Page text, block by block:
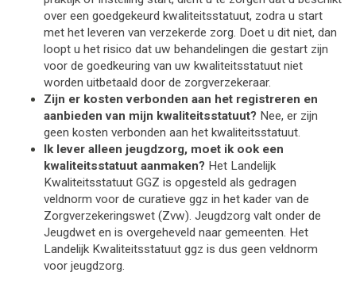
over een goedgekeurd kwaliteitsstatuut, zodra u start
met het leveren van verzekerde zorg. Doet u dit niet, dan
loopt u het risico dat uw behandelingen die gestart zijn
voor de goedkeuring van uw kwaliteitsstatuut niet
worden uitbetaald door de zorgverzekeraar.
Zijn er kosten verbonden aan het registreren en
aanbieden van mijn kwaliteitsstatuut? Nee, er zijn
geen kosten verbonden aan het kwaliteitsstatuut.
Ik lever alleen jeugdzorg, moet ik ook een
kwaliteitsstatuut aanmaken? Het Landelijk
Kwaliteitsstatuut GGZ is opgesteld als gedragen
veldnorm voor de curatieve ggz in het kader van de
Zorgverzekeringswet (Zvw). Jeugdzorg valt onder de
Jeugdwet en is overgeheveld naar gemeenten. Het
Landelijk Kwaliteitsstatuut ggz is dus geen veldnorm
voor jeugdzorg.